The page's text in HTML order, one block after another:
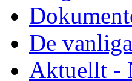
De
Aktuellt -